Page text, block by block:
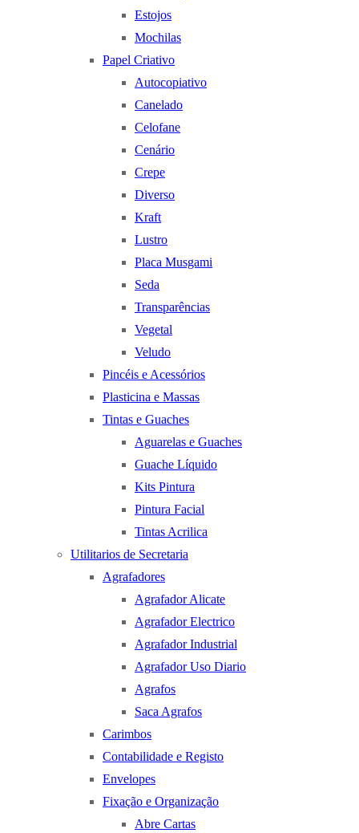
Estojos
Mochilas
Papel Criativo
Autocopiativo
Canelado
Celofane
Cenário
Crepe
Diverso
Kraft
Lustro
Placa Musgami
Seda
Transparências
Vegetal
Veludo
Pincéis e Acessórios
Plasticina e Massas
Tintas e Guaches
Aguarelas e Guaches
Guache Líquido
Kits Pintura
Pintura Facial
Tintas Acrilica
Utilitarios de Secretaria
Agrafadores
Agrafador Alicate
Agrafador Electrico
Agrafador Industrial
Agrafador Uso Diario
Agrafos
Saca Agrafos
Carimbos
Contabilidade e Registo
Envelopes
Fixação e Organização
Abre Cartas